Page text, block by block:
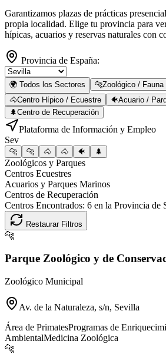
Garantizamos plazas de prácticas
propia localidad. Elige tu provincia para
hípicas, acuarios y reservas naturales con
Provincia de España:
🌍 Todos los Sectores 🐆Zoológico / Fauna
🐴Centro Hípico / Ecuestre 🐠Acuario /
🌲Centro de Recuperación
Plataforma de Información y Empleo
Sev
🐆 🐆 🐴 🐴 🐠 🌲
Zoológicos y Parques
Centros Ecuestres
Acuarios y Parques Marinos
Centros de Recuperación
Centros Encontrados: 6 en la Provincia de
Restaurar Filtros
🐆
Parque Zoológico y de
Zoológico Municipal
Av. de la Naturaleza, s/n, Sevilla
Área de PrimatesProgramas de
AmbientalMedicina Zoológica
🐆